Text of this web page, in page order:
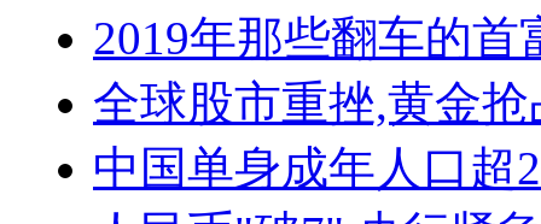
2019年那些翻车的首
全球股市重挫,黄金抢
中国单身成年人口超